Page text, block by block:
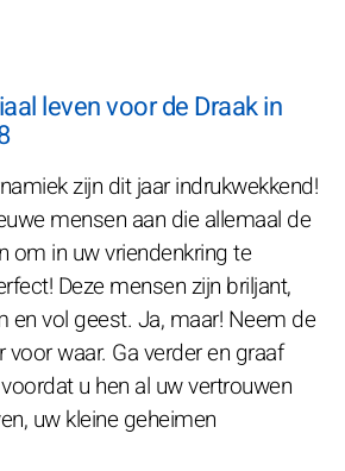
leven voor de Draak in
zijn dit jaar indrukwekkend!
mensen aan die allemaal de
om in uw vriendenkring te
Deze mensen zijn briljant,
en vol geest. Ja, maar! Neem de
waar. Ga verder en graaf
u hen al uw vertrouwen
uw kleine geheimen